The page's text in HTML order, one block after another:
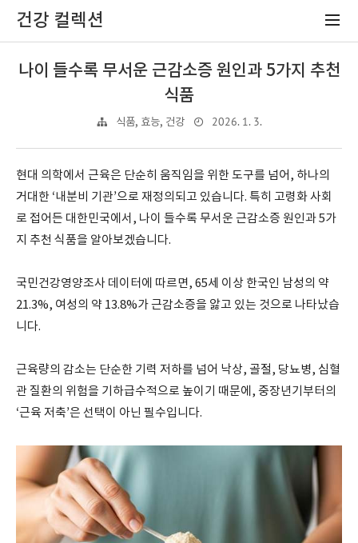
건강 컬렉션
나이 들수록 무서운 근감소증 원인과 5가지 추천
식품
식품, 효능, 건강 2026. 1. 3.
현대 의학에서 근육은 단순히 움직임을 위한 도구를 넘어, 하나의
거대한 ‘내분비 기관’으로 재정의되고 있습니다. 특히 고령화 사회
로 접어든 대한민국에서, 나이 들수록 무서운 근감소증 원인과 5가
지 추천 식품을 알아보겠습니다.
국민건강영양조사 데이터에 따르면, 65세 이상 한국인 남성의 약
21.3%, 여성의 약 13.8%가 근감소증을 앓고 있는 것으로 나타났습
니다.
근육량의 감소는 단순한 기력 저하를 넘어 낙상, 골절, 당뇨병, 심혈
관 질환의 위험을 기하급수적으로 높이기 때문에, 중장년기부터의
‘근육 저축’은 선택이 아닌 필수입니다.